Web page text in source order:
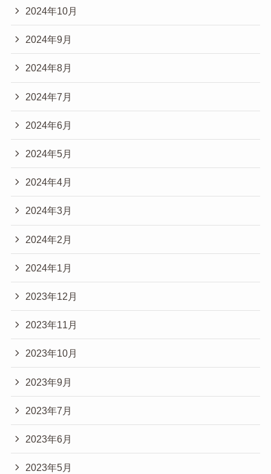
2024年10月
2024年9月
2024年8月
2024年7月
2024年6月
2024年5月
2024年4月
2024年3月
2024年2月
2024年1月
2023年12月
2023年11月
2023年10月
2023年9月
2023年7月
2023年6月
2023年5月